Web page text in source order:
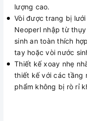
lượng cao.
Vòi được trang bị
Neoperl nhập từ
sinh an toàn thích
tay hoặc vòi nước
Thiết kế xoay nhẹ
thiết kế với các tầng
phẩm không bị rò rỉ